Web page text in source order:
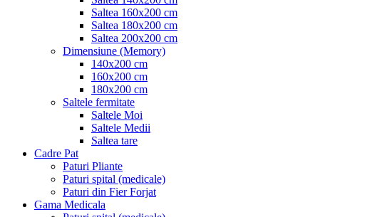
Saltea 160x200 cm
Saltea 180x200 cm
Saltea 200x200 cm
Dimensiune (Memory)
140x200 cm
160x200 cm
180x200 cm
Saltele fermitate
Saltele Moi
Saltele Medii
Saltea tare
Cadre Pat
Paturi Pliante
Paturi spital (medicale)
Paturi din Fier Forjat
Gama Medicala